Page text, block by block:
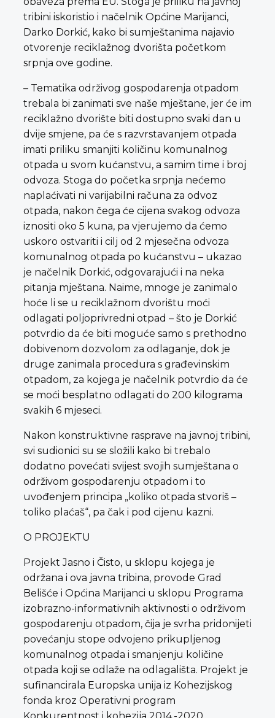
tribini iskoristio i načelnik Općine Marijanci,
Darko Dorkić, kako bi sumještanima najavio
otvorenje reciklažnog dvorišta početkom
srpnja ove godine.
– Tematika održivog gospodarenja otpadom
trebala bi zanimati sve naše mještane, jer će im
reciklažno dvorište biti dostupno svaki dan u
dvije smjene, pa će s razvrstavanjem otpada
imati priliku smanjiti količinu komunalnog
otpada u svom kućanstvu, a samim time i broj
odvoza. Stoga do početka srpnja nećemo
naplaćivati ni varijabilni računa za odvoz
otpada, nakon čega će cijena svakog odvoza
iznositi oko 5 kuna, pa vjerujemo da ćemo
uskoro ostvariti i cilj od 2 mjesečna odvoza
komunalnog otpada po kućanstvu – ukazao
je načelnik Dorkić, odgovarajući i na neka
pitanja mještana. Naime, mnoge je zanimalo
hoće li se u reciklažnom dvorištu moći
odlagati poljoprivredni otpad – što je Dorkić
potvrdio da će biti moguće samo s prethodno
dobivenom dozvolom za odlaganje, dok je
druge zanimala procedura s građevinskim
otpadom, za kojega je načelnik potvrdio da će
se moći besplatno odlagati do 200 kilograma
svakih 6 mjeseci.
Nakon konstruktivne rasprave na javnoj tribini,
svi sudionici su se složili kako bi trebalo
dodatno povećati svijest svojih sumještana o
održivom gospodarenju otpadom i to
uvođenjem principa „koliko otpada stvoriš –
toliko plaćaš“, pa čak i pod cijenu kazni.
O PROJEKTU
Projekt Jasno i Čisto, u sklopu kojega je
održana i ova javna tribina, provode Grad
Belišće i Općina Marijanci u sklopu Programa
izobrazno-informativnih aktivnosti o održivom
gospodarenju otpadom, čija je svrha pridonijeti
povećanju stope odvojeno prikupljenog
komunalnog otpada i smanjenju količine
otpada koji se odlaže na odlagališta. Projekt je
sufinancirala Europska unija iz Kohezijskog
fonda kroz Operativni program